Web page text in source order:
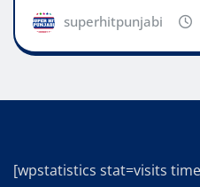
superhitpunjabi
[wpstatistics stat=visits